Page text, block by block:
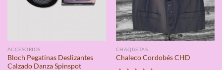
ACCESORIOS
Bloch Pegatinas Deslizantes
Calzado Danza Spinspot
CHAQUETAS
Chaleco Cordobés CHD